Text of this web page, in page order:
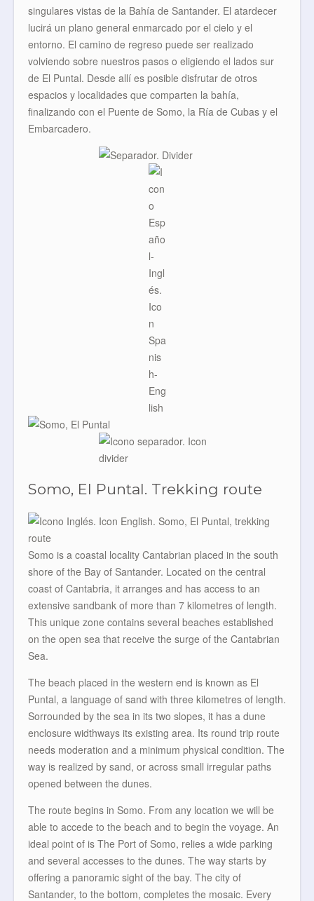
singulares vistas de la Bahía de Santander. El atardecer
lucirá un plano general enmarcado por el cielo y el
entorno. El camino de regreso puede ser realizado
volviendo sobre nuestros pasos o eligiendo el lados sur
de El Puntal. Desde allí es posible disfrutar de otros
espacios y localidades que comparten la bahía,
finalizando con el Puente de Somo, la Ría de Cubas y el
Embarcadero.
Somo, El Puntal. Trekking route
Somo is a coastal locality Cantabrian placed in the south
shore of the Bay of Santander. Located on the central
coast of Cantabria, it arranges and has access to an
extensive sandbank of more than 7 kilometres of length.
This unique zone contains several beaches established
on the open sea that receive the surge of the Cantabrian
Sea.
The beach placed in the western end is known as El
Puntal, a language of sand with three kilometres of length.
Sorrounded by the sea in its two slopes, it has a dune
enclosure widthways its existing area. Its round trip route
needs moderation and a minimum physical condition. The
way is realized by sand, or across small irregular paths
opened between the dunes.
The route begins in Somo. From any location we will be
able to accede to the beach and to begin the voyage. An
ideal point of is The Port of Somo, relies a wide parking
and several accesses to the dunes. The way starts by
offering a panoramic sight of the bay. The city of
Santander, to the bottom, completes the mosaic. Every